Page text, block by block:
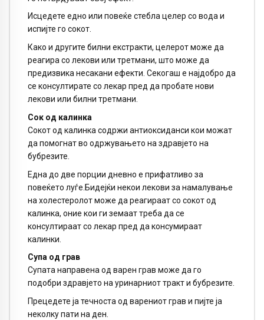
Исцедете едно или повеќе стебла целер со вода и
испијте го сокот.
Како и другите билни екстракти, целерот може да
реагира со лекови или третмани, што може да
предизвика несакани ефекти. Секогаш е најдобро да
се консултирате со лекар пред да пробате нови
лекови или билни третмани.
Сок од калинка
Сокот од калинка содржи антиоксиданси кои можат
да помогнат во одржувањето на здравјето на
бубрезите.
Една до две порции дневно е прифатливо за
повеќето луѓе.Бидејќи некои лекови за намалување
на холестеролот може да реагираат со сокот од
калинка, оние кои ги земаат треба да се
консултираат со лекар пред да консумираат
калинки.
Супа од грав
Супата направена од варен грав може да го
подобри здравјето на уринарниот тракт и бубрезите.
Прецедете ја течноста од варениот грав и пијте ја
неколку пати на ден.